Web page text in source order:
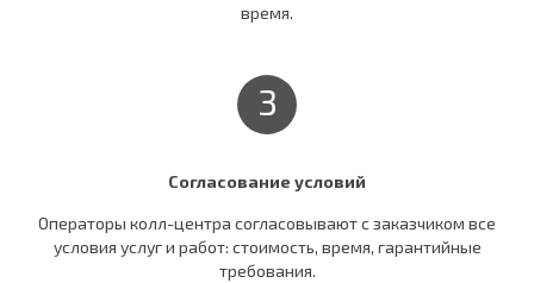
время.
3
Согласование условий
Операторы колл-центра согласовывают c заказчиком все
условия услуг и работ: стоимость, время, гарантийные
требования.